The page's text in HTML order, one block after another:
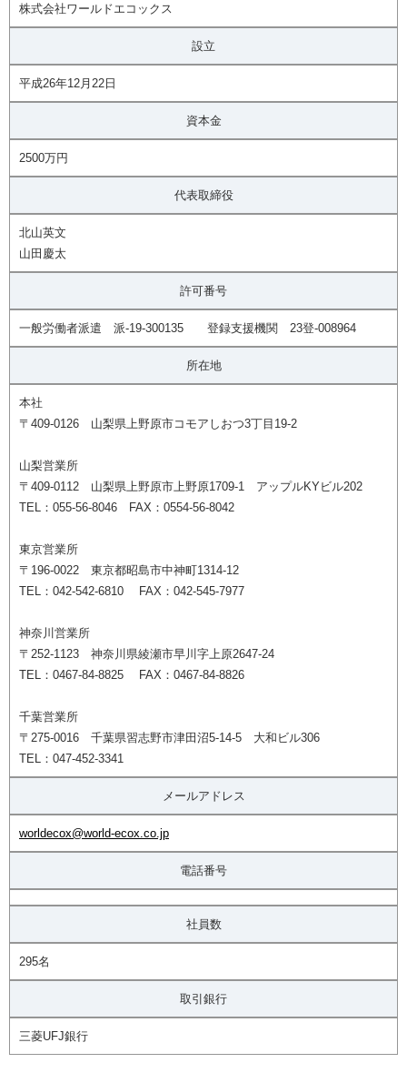
株式会社ワールドエコックス
設立
平成26年12月22日
資本金
2500万円
代表取締役
北山英文
山田慶太
許可番号
一般労働者派遣 派-19-300135 登録支援機関 23登-008964
所在地
本社
〒409-0126 山梨県上野原市コモアしおつ3丁目19-2
山梨営業所
〒409-0112 山梨県上野原市上野原1709-1 アップルKYビル202
TEL：055-56-8046 FAX：0554-56-8042
東京営業所
〒196-0022 東京都昭島市中神町1314-12
TEL：042-542-6810 FAX：042-545-7977
神奈川営業所
〒252-1123 神奈川県綾瀬市早川字上原2647-24
TEL：0467-84-8825 FAX：0467-84-8826
千葉営業所
〒275-0016 千葉県習志野市津田沼5-14-5 大和ビル306
TEL：047-452-3341
メールアドレス
worldecox@world-ecox.co.jp
電話番号
社員数
295名
取引銀行
三菱UFJ銀行